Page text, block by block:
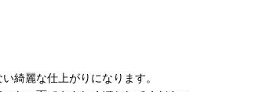
綺麗な仕上がりになります。